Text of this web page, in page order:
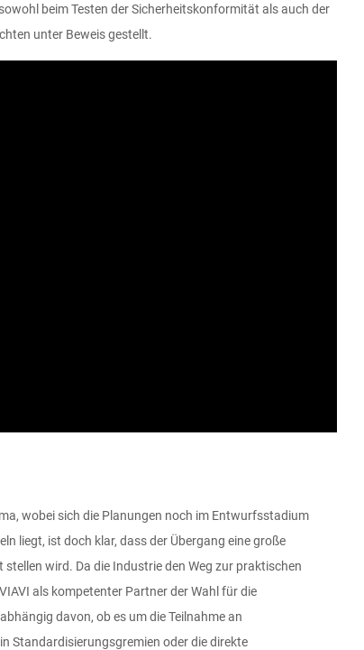
beim Testen der Sicherheitskonformität als auch der
unter Beweis gestellt.
wobei sich die Planungen noch im Entwurfsstadium
liegt, ist doch klar, dass der Übergang eine große
wird. Da die Industrie den Weg zur praktischen
als kompetenter Partner der Wahl für die
davon, ob es um die Teilnahme an
Standardisierungsgremien oder die direkte